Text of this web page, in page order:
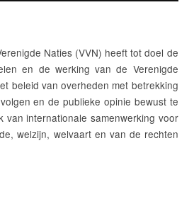
Naties (VVN) heeft tot doel de
en de werking van de Verenigde
beleid van overheden met betrekking
en de publieke opinie bewust te
van internationale samenwerking voor
welzijn, welvaart en van de rechten